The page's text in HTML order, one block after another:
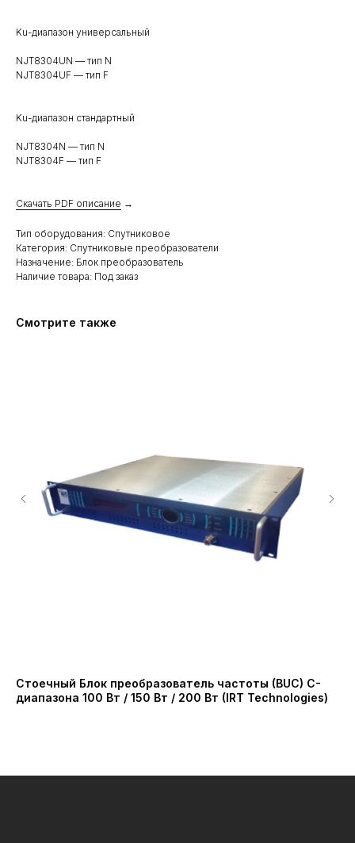
Ku-диапазон универсальный
NJT8304UN — тип N
NJT8304UF — тип F
Ku-диапазон стандартный
NJT8304N — тип N
NJT8304F — тип F
Скачать PDF описание →
Тип оборудования: Спутниковое
Категория: Спутниковые преобразователи
Назначение: Блок преобразователь
Наличие товара: Под заказ
Смотрите также
Стоечный Блок преобразователь частоты (BUC) C-
диапазона 100 Вт / 150 Вт / 200 Вт (IRT Technologies)